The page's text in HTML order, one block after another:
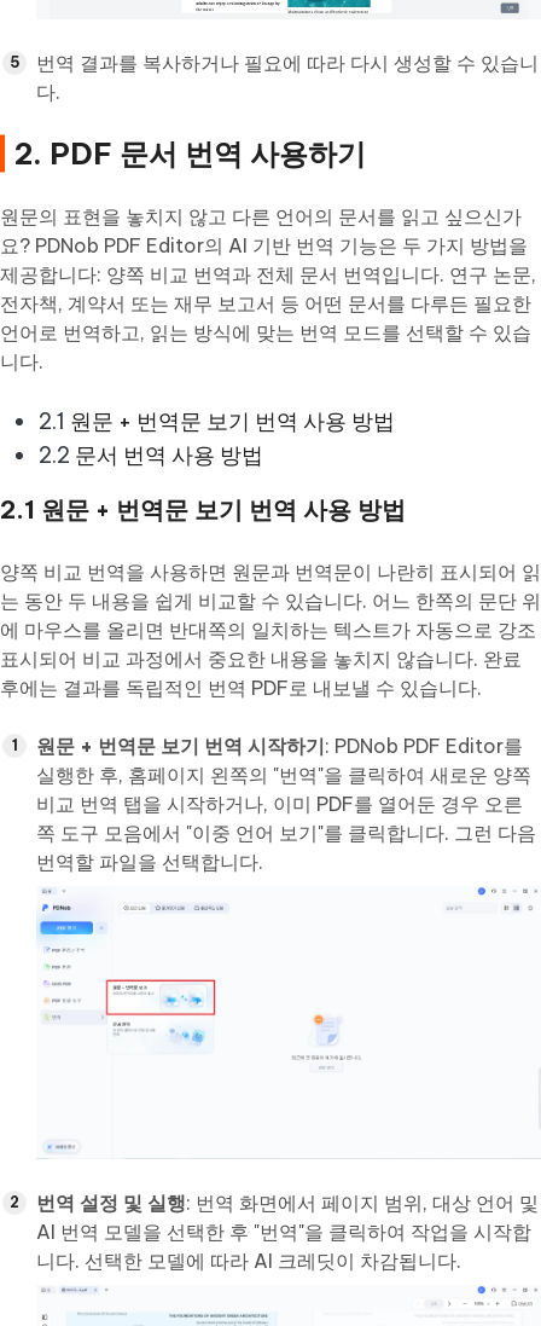
번역 결과를 복사하거나 필요에 따라 다시 생성할 수 있습니
다.
2. PDF 문서 번역 사용하기
원문의 표현을 놓치지 않고 다른 언어의 문서를 읽고 싶으신가
요? PDNob PDF Editor의 AI 기반 번역 기능은 두 가지 방법을
제공합니다: 양쪽 비교 번역과 전체 문서 번역입니다. 연구 논문,
전자책, 계약서 또는 재무 보고서 등 어떤 문서를 다루든 필요한
언어로 번역하고, 읽는 방식에 맞는 번역 모드를 선택할 수 있습
니다.
2.1 원문 + 번역문 보기 번역 사용 방법
2.2 문서 번역 사용 방법
2.1 원문 + 번역문 보기 번역 사용 방법
양쪽 비교 번역을 사용하면 원문과 번역문이 나란히 표시되어 읽
는 동안 두 내용을 쉽게 비교할 수 있습니다. 어느 한쪽의 문단 위
에 마우스를 올리면 반대쪽의 일치하는 텍스트가 자동으로 강조
표시되어 비교 과정에서 중요한 내용을 놓치지 않습니다. 완료
후에는 결과를 독립적인 번역 PDF로 내보낼 수 있습니다.
원문 + 번역문 보기 번역 시작하기: PDNob PDF Editor를
실행한 후, 홈페이지 왼쪽의 "번역"을 클릭하여 새로운 양쪽
비교 번역 탭을 시작하거나, 이미 PDF를 열어둔 경우 오른
쪽 도구 모음에서 "이중 언어 보기"를 클릭합니다. 그런 다음
번역할 파일을 선택합니다.
번역 설정 및 실행: 번역 화면에서 페이지 범위, 대상 언어 및
AI 번역 모델을 선택한 후 "번역"을 클릭하여 작업을 시작합
니다. 선택한 모델에 따라 AI 크레딧이 차감됩니다.